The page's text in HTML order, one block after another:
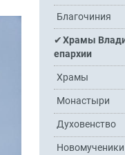
Благочиния
Храмы
епархии
Храмы
Монастыри
Духовенство